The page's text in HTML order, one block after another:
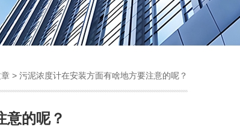
> 污泥浓度计在安装方面有啥地方要注意的呢？
意的呢？